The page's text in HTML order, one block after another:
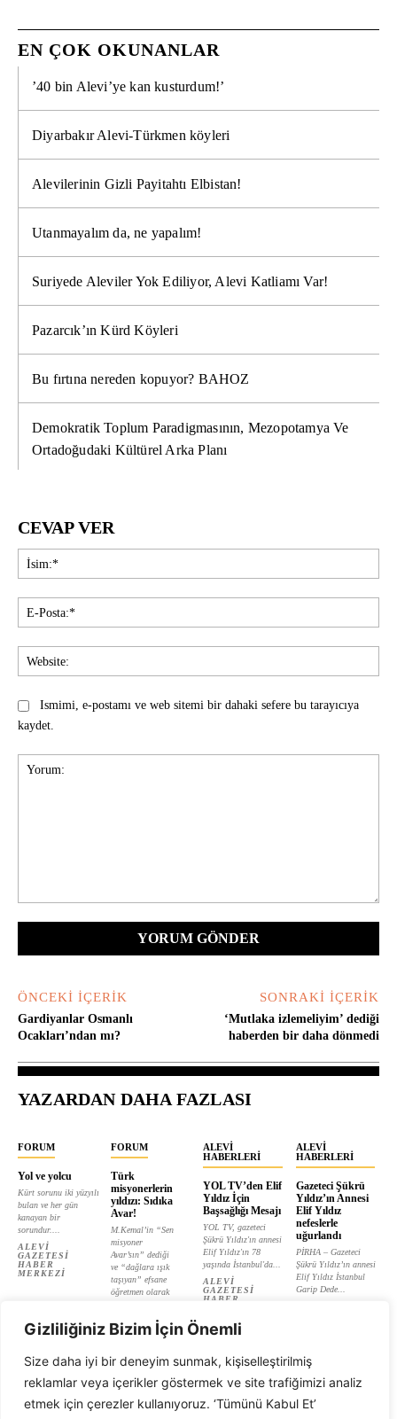
Gizliliğiniz Bizim İçin Önemli
Size daha iyi bir deneyim sunmak, kişiselleştirilmiş
reklamlar veya içerikler göstermek ve site trafiğimizi analiz
etmek için çerezler kullanıyoruz. ‘Tümünü Kabul Et’
EN ÇOK OKUNANLAR
’40 bin Alevi’ye kan kusturdum!’
Diyarbakır Alevi-Türkmen köyleri
Alevilerinin Gizli Payitahtı Elbistan!
Utanmayalım da, ne yapalım!
Suriyede Aleviler Yok Ediliyor, Alevi Katliamı Var!
Pazarcık’ın Kürd Köyleri
Bu fırtına nereden kopuyor? BAHOZ
Demokratik Toplum Paradigmasının, Mezopotamya Ve
Ortadoğudaki Kültürel Arka Planı
CEVAP VER
Ismimi, e-postamı ve web sitemi bir dahaki sefere bu tarayıcıya
kaydet.
ÖNCEKI İÇERIK
Gardiyanlar Osmanlı
Ocakları’ndan mı?
SONRAKI İÇERIK
‘Mutlaka izlemeliyim’ dediği
haberden bir daha dönmedi
YAZARDAN DAHA FAZLASI
FORUM
Yol ve yolcu
Kürt sorunu iki yüzyılı
bulan ve her gün
kanayan bir
sorundur....
ALEVI
GAZETESI
HABER
MERKEZI
FORUM
Türk
misyonerlerin
yıldızı: Sıdıka
Avar!
M.Kemal’in “Sen
misyoner
Avar’sın” dediği
ve “dağlara ışık
taşıyan” efsane
öğretmen olarak
ALEVI
GAZETESI
ALEVI
HABERLERI
YOL TV’den Elif
Yıldız İçin
Başsağlığı Mesajı
YOL TV, gazeteci
Şükrü Yıldız'ın annesi
Elif Yıldız'ın 78
yaşında İstanbul'da...
ALEVI
GAZETESI
HABER
ALEVI
HABERLERI
Gazeteci Şükrü
Yıldız’ın Annesi
Elif Yıldız
nefeslerle
uğurlandı
PİRHA – Gazeteci
Şükrü Yıldız’ın annesi
Elif Yıldız İstanbul
Garip Dede...